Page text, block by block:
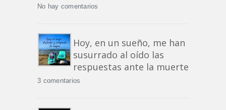
No hay comentarios
Hoy, en un sueño, me han
susurrado al oído las
respuestas ante la muerte
3 comentarios